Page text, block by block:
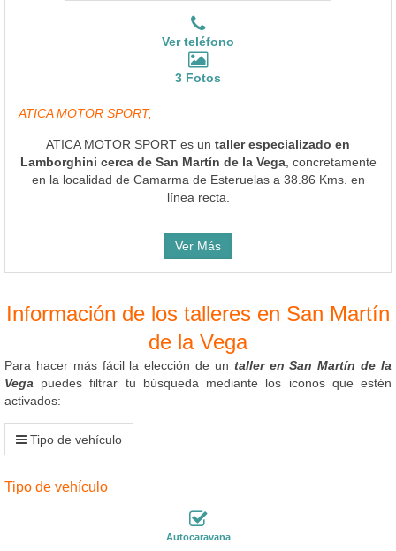
Ver teléfono
3 Fotos
ATICA MOTOR SPORT,
ATICA MOTOR SPORT es un taller especializado en
Lamborghini cerca de San Martín de la Vega, concretamente
en la localidad de Camarma de Esteruelas a 38.86 Kms. en
línea recta.
Ver Más
Información de los talleres en San Martín
de la Vega
Para hacer más fácil la elección de un taller en San Martín de la
Vega puedes filtrar tu búsqueda mediante los iconos que estén
activados:
Tipo de vehículo
Tipo de vehículo
Autocaravana